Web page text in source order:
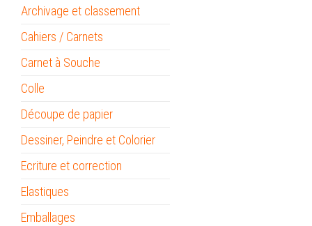
Archivage et classement
Cahiers / Carnets
Carnet à Souche
Colle
Découpe de papier
Dessiner, Peindre et Colorier
Ecriture et correction
Elastiques
Emballages